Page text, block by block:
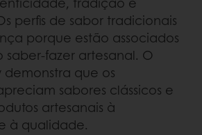
perfis de sabor tradicionais
porque estão associados
fazer artesanal. O
demonstra que os
sabores clássicos e
artesanais à
à qualidade.